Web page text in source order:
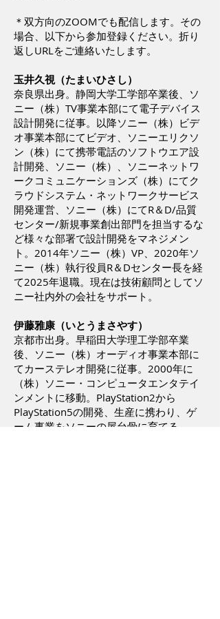
＊双方向のZOOMでも配信します。その
場合、以下から参加登録ください。折り
返しURLをご連絡いたします。
玉井久視（たまいひさし）
奈良県出身。静岡大学工学部卒業後、ソ
ニー（株）TV事業本部にて電子デバイス
設計開発に従事。以降ソニー（株）ビデ
オ事業本部にてビデオ、ソニーエリクソ
ン（株）にて携帯電話のソフトウエア設
計開発、ソニー（株）、ソニーネットワ
ークコミュニケーションズ（株）にてク
ラウドシステム・ネットワークサービス
開発運営、ソニー（株）にてR＆D/品質
センター/新規事業創出部門を担当するな
ど様々な部署で設計開発をマネジメン
ト。2014年ソニー（株）VP、2020年ソ
ニー（株）執行役員R＆Dセンター長を経
て2025年退職。現在は技術顧問としてソ
ニー社内外の会社をサポート。
伊藤雅康（いとうまさやす）
京都市出身。早稲田大学理工学部卒業
後、ソニー（株）オーディオ事業本部に
てカーステレオ開発に従事。2000年に
（株）ソニー・コンピュータエンタテイ
ンメントに移動。PlayStation2から
PlayStation5の開発、生産に携わり、ゲ
ーム事業をソニーの屋台骨に育てる。